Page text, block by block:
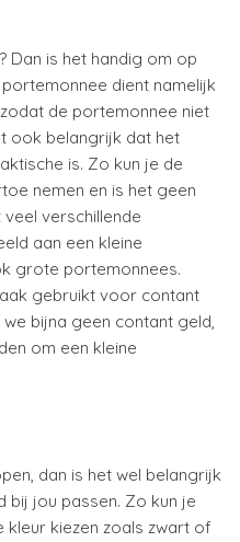
? Dan is het handig om op
dient namelijk
de portemonnee niet
ook belangrijk dat het
is. Zo kun je de
nemen en is het geen
verschillende
aan een kleine
grote portemonnees.
gebruikt voor contant
bijna geen contant geld,
om een kleine
dan is het wel belangrijk
bij jou passen. Zo kun je
kiezen zoals zwart of